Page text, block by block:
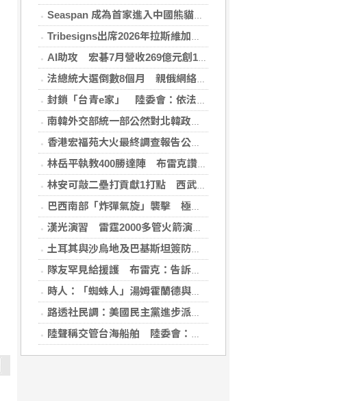
Seaspan 成為首家進入中國熊貓債券市場的國際船東及營運商
Tribesigns出席2026年拉斯維加斯家具展，擴大與美國領先家居零售商的合作
AI助攻 宏碁7月營收269億元創13年同期新高
法總統大選倒數8個月 親俄網絡針對3名參選人造謠
封鎖「台青e家」 陸委會：依法封鎖違法網站
南韓外交部統一部公然對北韓政策意見相左 暴露內部歧見
香港宏福苑大火最終調查報告公布 菸頭引燃施工雜物
林岳平執教400勝達陣 布雷克讚獲球員愛戴
林安可敲二壘打貢獻1打點 西武仍不敵軟銀火力
巴西南部「炸彈氣旋」襲擊 極端天候衝擊社會生活
漢光演習 雷霆2000多管火箭演練打擊登陸敵軍
土耳其與沙烏地及巴基斯坦簽防禦協定 澄清無針對性
隊友罕見給援護 布雷克：告訴自己不要搞砸
時人：「蜘蛛人」湯姆霍蘭德與辛蒂亞已辦派對慶祝結婚
路透社民調：美國民主黨進步派部分主張獲獨立選民支持
陸聲稱交管台海船舶 陸委會：違反國際規範